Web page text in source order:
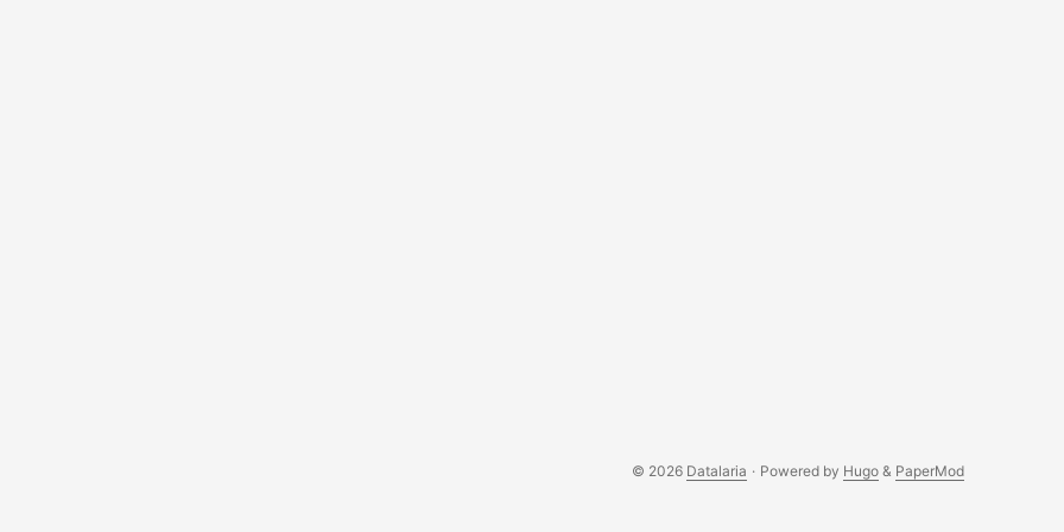
© 2026 Datalaria · Powered by Hugo & PaperMod